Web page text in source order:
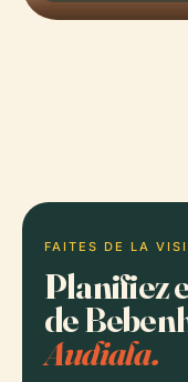
FAITES DE LA
Planifiez
de
Audiala.